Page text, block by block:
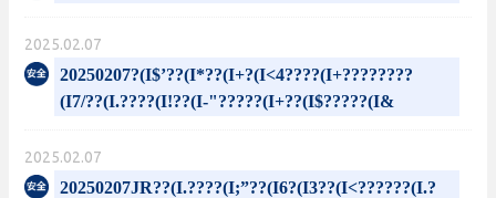
2025.02.07
20250207?(I$’??(I*??(I+?(I<4????(I+????????
(I7/??(I.????(I!??(I-"?????(I+??(I$?????(I&
2025.02.07
20250207JR??(I.????(I;”??(I6?(I3??(I<??????(I.?